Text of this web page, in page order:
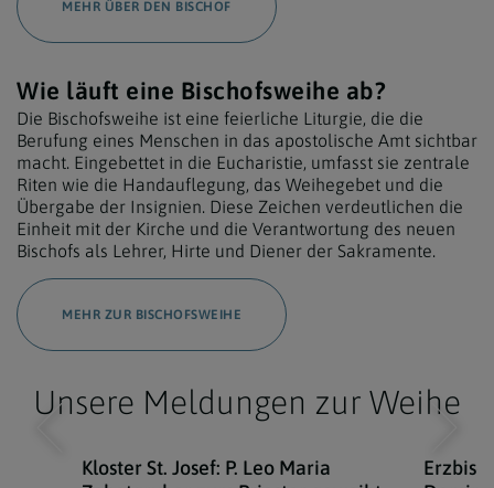
MEHR ÜBER DEN BISCHOF
Wie läuft eine Bischofsweihe ab?
Die Bischofsweihe ist eine feierliche Liturgie, die die
Berufung eines Menschen in das apostolische Amt sichtbar
macht. Eingebettet in die Eucharistie, umfasst sie zentrale
Riten wie die Handauflegung, das Weihegebet und die
Übergabe der Insignien. Diese Zeichen verdeutlichen die
Einheit mit der Kirche und die Verantwortung des neuen
Bischofs als Lehrer, Hirte und Diener der Sakramente.
MEHR ZUR BISCHOFSWEIHE
Unsere Meldungen zur Weihe
Kloster St. Josef: P. Leo Maria